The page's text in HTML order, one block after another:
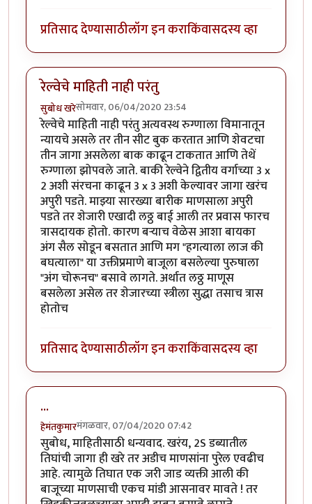
प्रतिसाद देण्यासाठीलॉग इन कराकिंवासदस्य व्हा
रेल्वेचे माहिती नाही परंतु
सुबोध खरेसोमवार, 06/04/2020 23:54
रेल्वेचे माहिती नाही परंतु अत्यवस्थ रुग्णाला विमानातून
न्यायचे असले तर तीन सीट बुक करतात आणि शेवटचा
तीन जागा असलेला बाक काढून टाकतात आणि तेथें
रुग्णाला झोपवले जाते. बाकी रेल्वेने द्वितीय वर्गाच्या 3 x
2 अशी संरचना काढून 3 x 3 अशी केल्यावर जागा खरंच
अपुरी पडते. माझ्या सारख्या बारीक माणसाला अपुरी
पडते तर शेजारी एखादी लठ्ठ बाई आली तर प्रवास फारच
त्रासदायक होतो. कारण बऱ्याच वेळेस आशा बायका
अंग सैल सोडून बसतात आणि मग "हगत्याला लाज की
बघत्याला" या उक्तीप्रमाणे बाजूला बसलेल्या पुरुषाला
"अंग चोरूनच" बसावे लागते. अर्थात लठ्ठ माणूस
बसलेला असेल तर शेजारच्या स्त्रीला सुद्धा तसाच त्रास
होतोच
प्रतिसाद देण्यासाठीलॉग इन कराकिंवासदस्य व्हा
...
हेमंतकुमारमंगळवार, 07/04/2020 07:42
सुबोध, माहितीसाठी धन्यवाद. खरंय, 2S डब्यातील
तिघांची जागा ही खरे तर अडीच माणसांना पुरेल एवढीच
आहे. त्यामुळे तिघात एक जरी जाड व्यक्ती आली की
बाजूच्या माणसाची एकच मांडी आसनावर मावते ! तर